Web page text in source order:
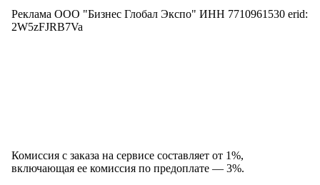
Реклама ООО "Бизнес Глобал Экспо" ИНН 7710961530 erid:
2W5zFJRB7Va
Комиссия с заказа на сервисе составляет от 1%,
включающая ее комиссия по предоплате — 3%.